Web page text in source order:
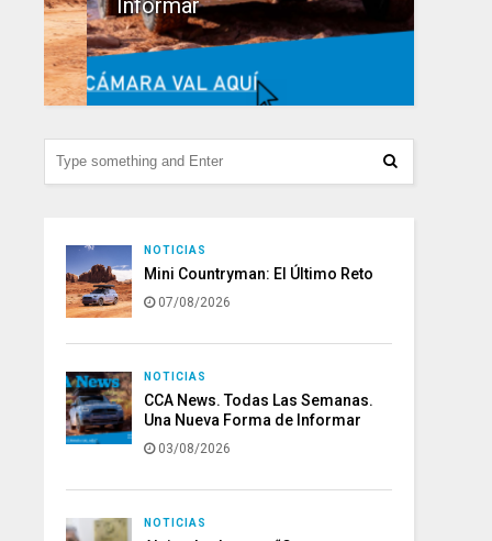
Informar
NOTICIAS
Mini Countryman: El Último Reto
07/08/2026
NOTICIAS
CCA News. Todas Las Semanas.
Una Nueva Forma de Informar
03/08/2026
NOTICIAS